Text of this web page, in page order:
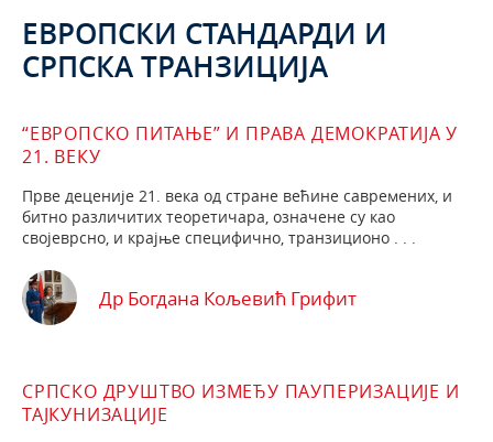
ЕВРОПСКИ СТАНДАРДИ И
СРПСКА ТРАНЗИЦИЈА
“ЕВРОПСКО ПИТАЊЕ” И ПРАВА ДЕМОКРАТИЈА У
21. ВЕКУ
Прве деценије 21. века од стране већине савремених, и
битно различитих теоретичара, означене су као
својеврсно, и крајње специфично, транзиционо . . .
Др Богдана Кољевић Грифит
СРПСКО ДРУШТВО ИЗМЕЂУ ПАУПЕРИЗАЦИЈЕ И
ТАЈКУНИЗАЦИЈЕ